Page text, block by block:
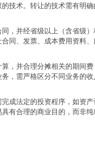
技术。转让的技术需有明确
，并经省级以上（含省级）
同、发票、成本费用资料、
，并合理分摊相关的期间费
，需严格区分不同业务的收
成法定的投资程序，如资产
有合理的商业目的，而非纯